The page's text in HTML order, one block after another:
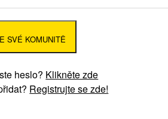
heslo? Klikněte zde
Registrujte se zde!